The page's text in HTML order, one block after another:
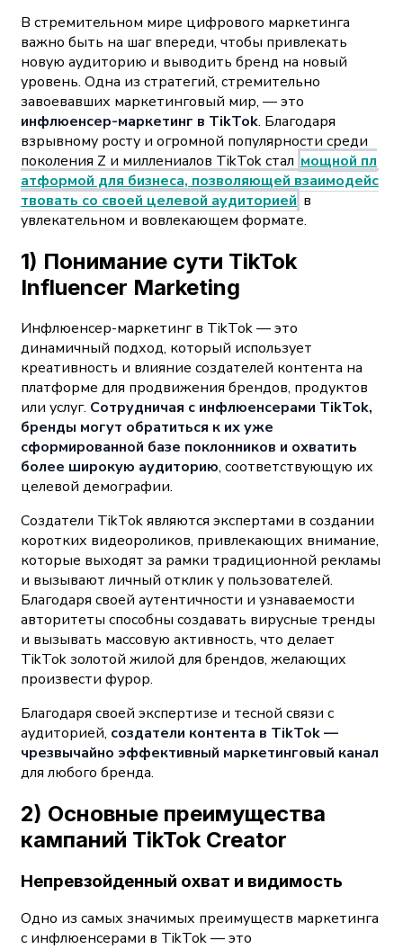
В стремительном мире цифрового маркетинга
важно быть на шаг впереди, чтобы привлекать
новую аудиторию и выводить бренд на новый
уровень. Одна из стратегий, стремительно
завоевавших маркетинговый мир, — это
инфлюенсер-маркетинг в TikTok. Благодаря
взрывному росту и огромной популярности среди
поколения Z и миллениалов TikTok стал мощной пл
атформой для бизнеса, позволяющей взаимодейс
твовать со своей целевой аудиторией в
увлекательном и вовлекающем формате.
1) Понимание сути TikTok
Influencer Marketing
Инфлюенсер-маркетинг в TikTok — это
динамичный подход, который использует
креативность и влияние создателей контента на
платформе для продвижения брендов, продуктов
или услуг. Сотрудничая с инфлюенсерами TikTok,
бренды могут обратиться к их уже
сформированной базе поклонников и охватить
более широкую аудиторию, соответствующую их
целевой демографии.
Создатели TikTok являются экспертами в создании
коротких видеороликов, привлекающих внимание,
которые выходят за рамки традиционной рекламы
и вызывают личный отклик у пользователей.
Благодаря своей аутентичности и узнаваемости
авторитеты способны создавать вирусные тренды
и вызывать массовую активность, что делает
TikTok золотой жилой для брендов, желающих
произвести фурор.
Благодаря своей экспертизе и тесной связи с
аудиторией, создатели контента в TikTok —
чрезвычайно эффективный маркетинговый канал
для любого бренда.
2) Основные преимущества
кампаний TikTok Creator
Непревзойденный охват и видимость
Одно из самых значимых преимуществ маркетинга
с инфлюенсерами в TikTok — это